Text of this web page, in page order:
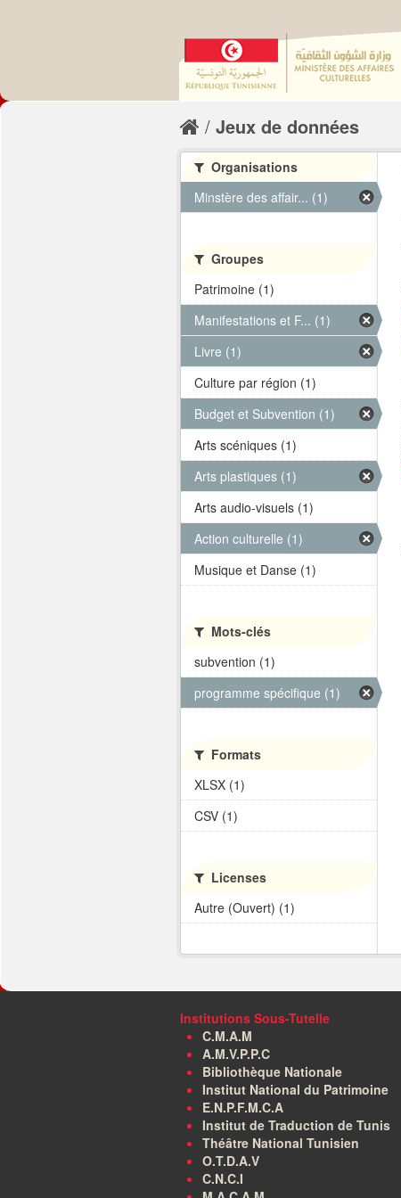
Jeux de données
Organisations
Minstère des affair... (1)
Groupes
Patrimoine (1)
Manifestations et F... (1)
Livre (1)
Culture par région (1)
Budget et Subvention (1)
Arts scéniques (1)
Arts plastiques (1)
Arts audio-visuels (1)
Action culturelle (1)
Musique et Danse (1)
Mots-clés
subvention (1)
programme spécifique (1)
Formats
XLSX (1)
CSV (1)
Licenses
Autre (Ouvert) (1)
Institutions Sous-Tutelle
C.M.A.M
A.M.V.P.P.C
Bibliothèque Nationale
Institut National du Patrimoine
E.N.P.F.M.C.A
Institut de Traduction de Tunis
Théâtre National Tunisien
O.T.D.A.V
C.N.C.I